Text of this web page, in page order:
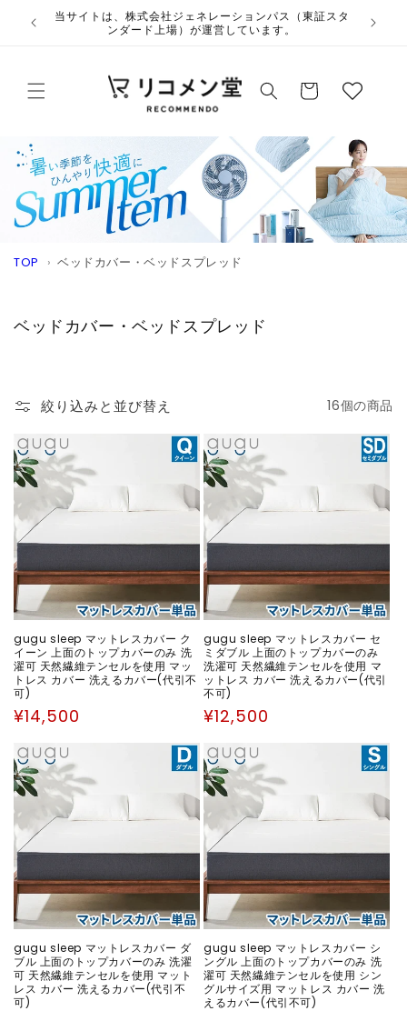
ンツに当サイトは、株式会社ジェネレーションパス（東証スタ
ンダード上場）が運営しています。
ー
ウ
シ
ュ
ス
ト
TOP › ベッドカバー・ベッドスプレッド
コ
ョ
:
ベッドカバー・ベッドスプレッド
絞り込みと並び替え 16個の商品
gugu sleep マットレスカバー ク
イーン 上面のトップカバーのみ 洗
濯可 天然繊維テンセルを使用 マッ
トレス カバー 洗えるカバー(代引不
可)
通
価
格
¥14,500
gugu sleep マットレスカバー セ
ミダブル 上面のトップカバーのみ
洗濯可 天然繊維テンセルを使用 マ
ットレス カバー 洗えるカバー(代引
不可)
通
価
格
¥12,500
gugu sleep マットレスカバー ダ
ブル 上面のトップカバーのみ 洗濯
可 天然繊維テンセルを使用 マット
レス カバー 洗えるカバー(代引不
可)
gugu sleep マットレスカバー シ
ングル 上面のトップカバーのみ 洗
濯可 天然繊維テンセルを使用 シン
グルサイズ用 マットレス カバー 洗
えるカバー(代引不可)